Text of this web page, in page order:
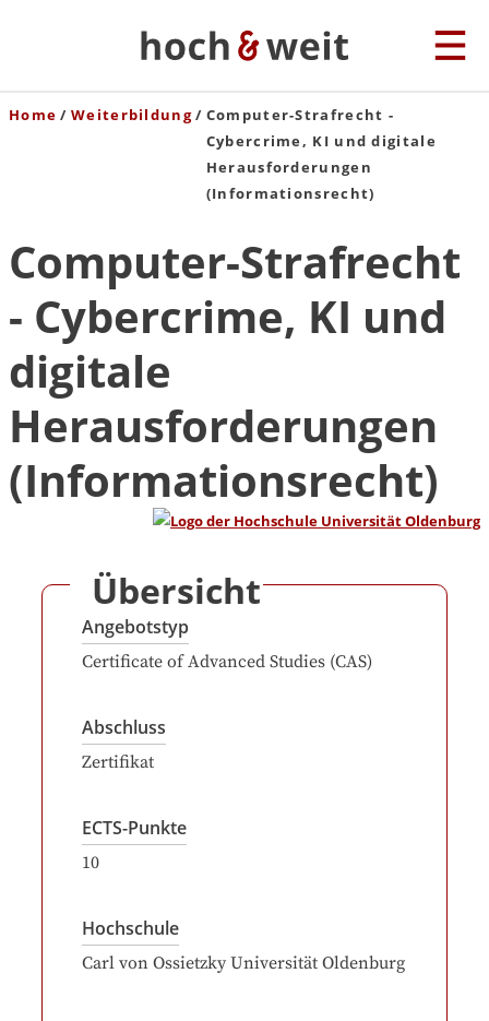
Home Weiterbildung
Computer-Strafrecht -
Cybercrime, KI und digitale
Herausforderungen
(Informationsrecht)
Computer-Strafrecht
- Cybercrime, KI und
digitale
Herausforderungen
(Informationsrecht)
Übersicht
Angebotstyp
Certificate of Advanced Studies (CAS)
Abschluss
Zertifikat
ECTS-Punkte
10
Hochschule
Carl von Ossietzky Universität Oldenburg